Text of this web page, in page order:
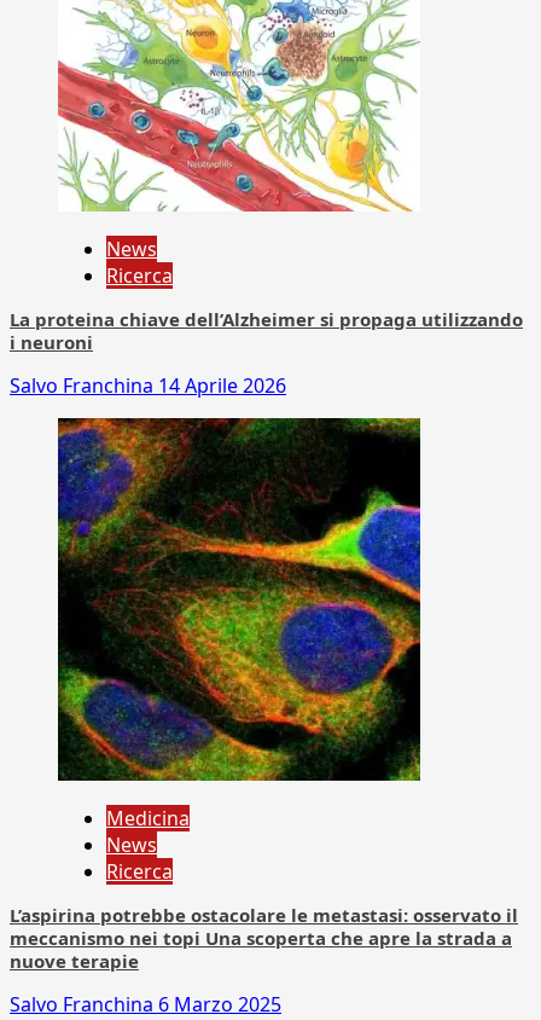
News
Ricerca
La proteina chiave dell’Alzheimer si propaga utilizzando
i neuroni
Salvo Franchina 14 Aprile 2026
Medicina
News
Ricerca
L’aspirina potrebbe ostacolare le metastasi: osservato il
meccanismo nei topi Una scoperta che apre la strada a
nuove terapie
Salvo Franchina 6 Marzo 2025